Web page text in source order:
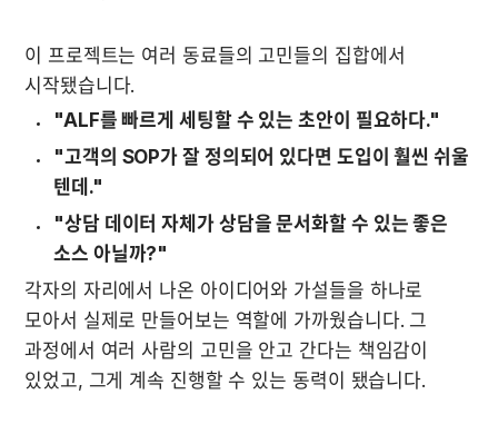
이 프로젝트는 여러 동료들의 고민들의 집합에서
시작됐습니다.
"ALF를 빠르게 세팅할 수 있는 초안이 필요하다."
"고객의 SOP가 잘 정의되어 있다면 도입이 훨씬 쉬울
텐데."
"상담 데이터 자체가 상담을 문서화할 수 있는 좋은
소스 아닐까?"
각자의 자리에서 나온 아이디어와 가설들을 하나로
모아서 실제로 만들어보는 역할에 가까웠습니다. 그
과정에서 여러 사람의 고민을 안고 간다는 책임감이
있었고, 그게 계속 진행할 수 있는 동력이 됐습니다.